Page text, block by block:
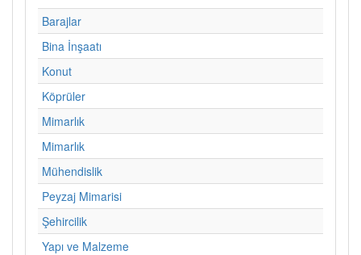
Barajlar
Bina İnşaatı
Konut
Köprüler
Mimarlık
Mimarlık
Mühendislik
Peyzaj Mimarisi
Şehircilik
Yapı ve Malzeme